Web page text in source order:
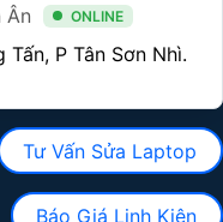
Một số phím không
bạn bấm vào phím.
số phím cụ thể hoặc
kẹt khi gõ một phím
khi tự động kẹt một
Ân ONLINE
P Tân Sơn Nhì.
Tư Vấn Sửa Laptop
Báo Giá Linh Kiện